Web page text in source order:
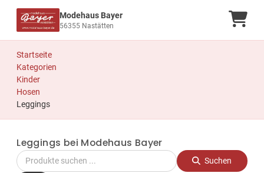
Modehaus Bayer
56355 Nastätten
Startseite
Kategorien
Kinder
Hosen
Leggings
Leggings bei Modehaus Bayer
Suchen